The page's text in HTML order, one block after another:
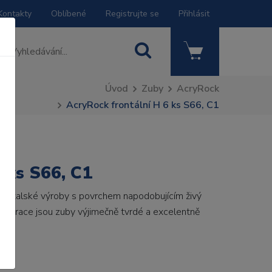
Oblíbené Registrujte se Přihlásit
Úvod Zuby
AcryRock
AcryRock frontální H 6 ks S66, C1
S66, C1
italské výroby s povrchem napodobujícím živý
jsou zuby výjimečně tvrdé a excelentně